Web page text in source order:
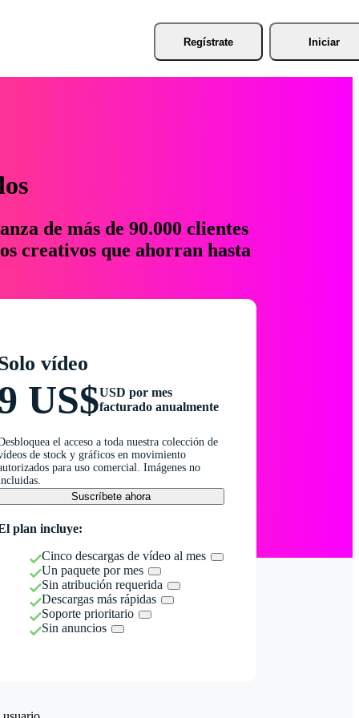
Regístrate Iniciar
de más de 90.000 clientes
creativos que ahorran hasta
vídeo
US$USD por mes
facturado anualmente
el acceso a toda nuestra colección de
de stock y gráficos en movimiento
para uso comercial. Imágenes no
Suscríbete ahora
plan incluye:
Cinco descargas de vídeo al mes
Un paquete por mes
Sin atribución requerida
Descargas más rápidas
Soporte prioritario
Sin anuncios